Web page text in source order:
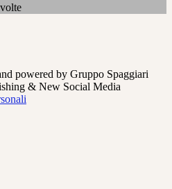
volte
powered by Gruppo Spaggiari
& New Social Media